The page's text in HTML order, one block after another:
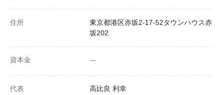
住所
東京都港区赤坂2-17-52タウンハウス赤
坂202
資本金 ー
代表 高比良 利幸